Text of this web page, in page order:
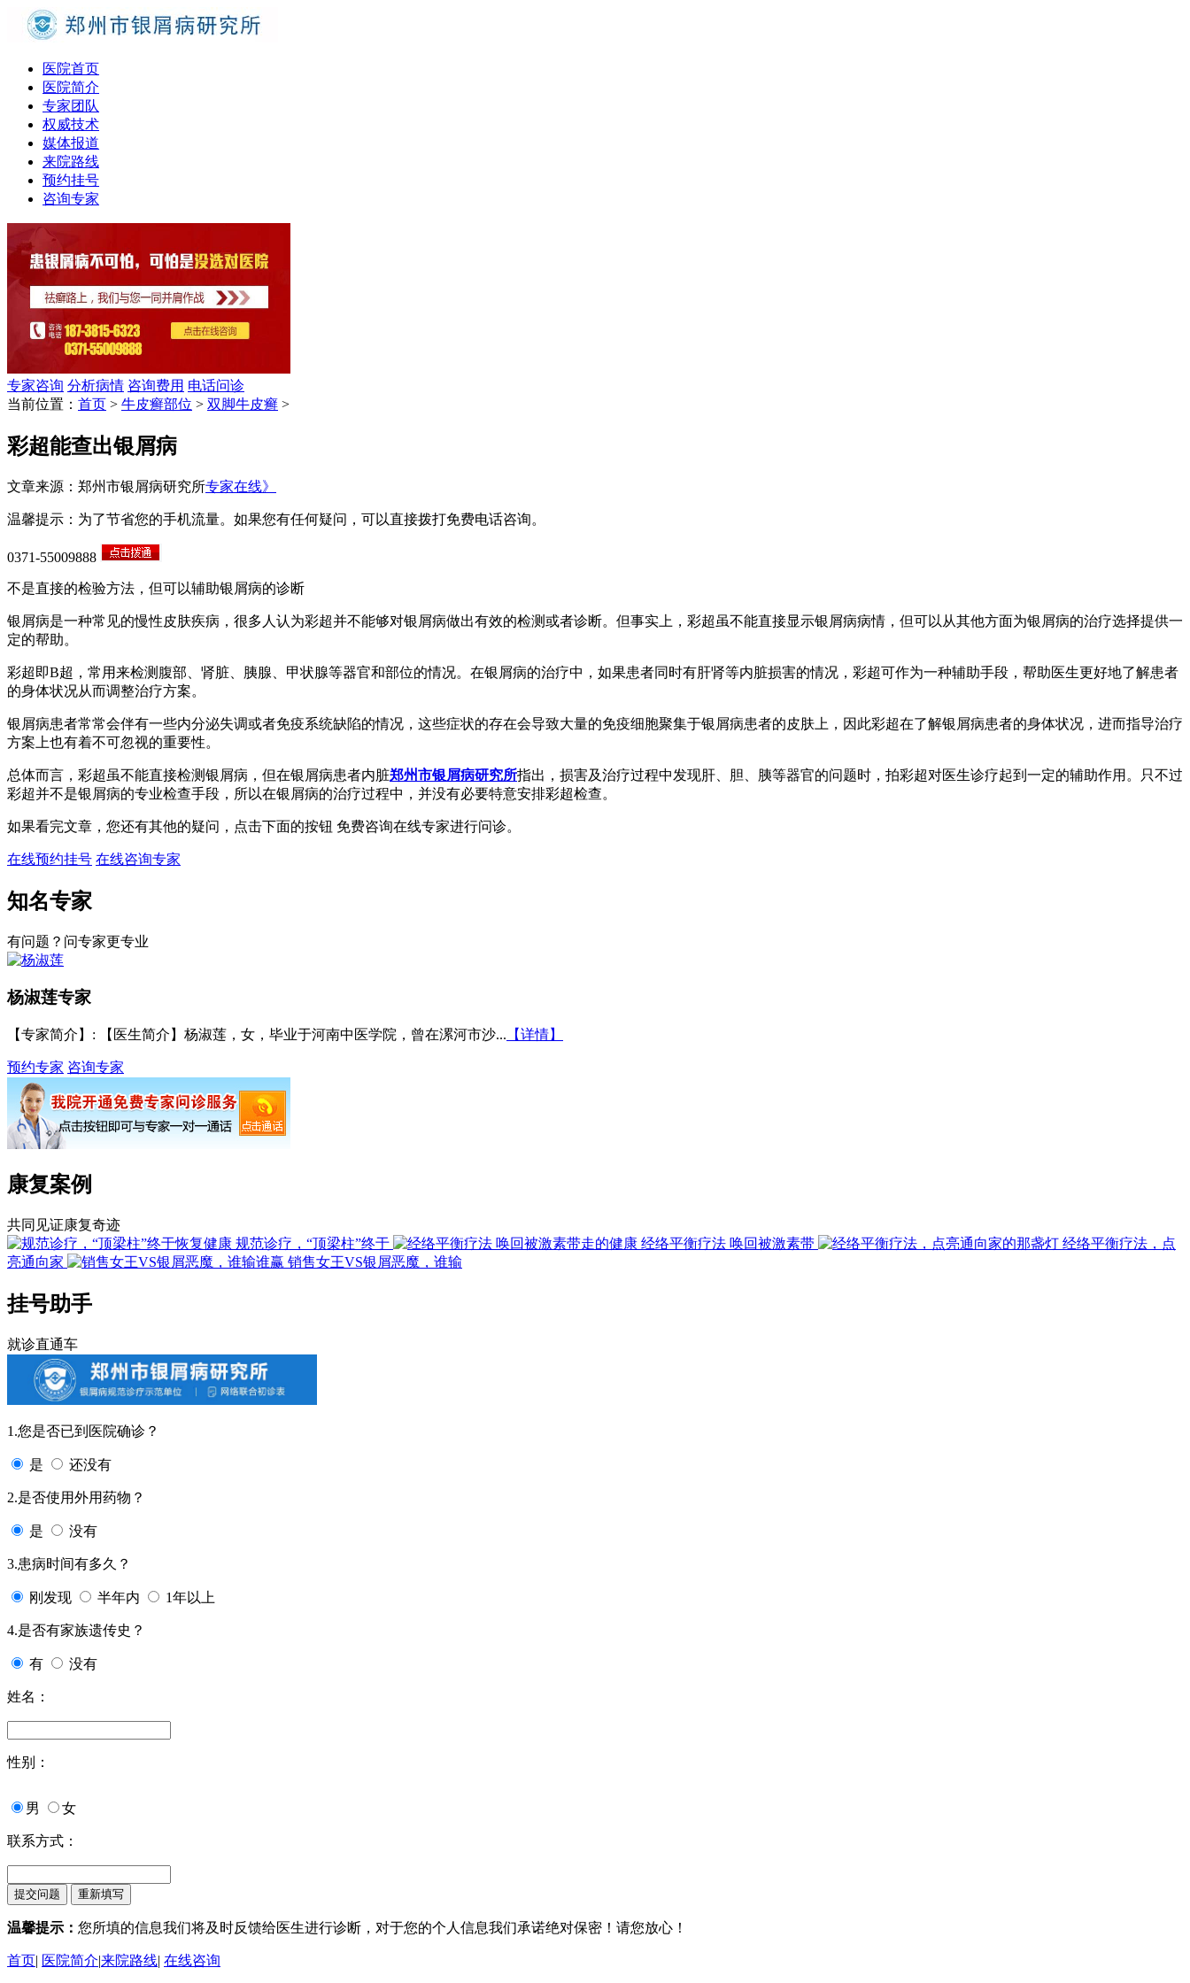
医院首页
医院简介
专家团队
权威技术
媒体报道
来院路线
预约挂号
咨询专家
专家咨询 分析病情 咨询费用 电话问诊
当前位置： 首页 > 牛皮癣部位 > 双脚牛皮癣 >
彩超能查出银屑病
文章来源：郑州市银屑病研究所专家在线》
温馨提示：为了节省您的手机流量。如果您有任何疑问，可以直接拨打免费电话咨询。
0371-55009888
不是直接的检验方法，但可以辅助银屑病的诊断
银屑病是一种常见的慢性皮肤疾病，很多人认为彩超并不能够对银屑病做出有效的检测或者诊断。但事实上，彩超虽不能直接显示银屑病病情，但可以从其他方面为银屑病的治疗选择提供一
定的帮助。
彩超即B超，常用来检测腹部、肾脏、胰腺、甲状腺等器官和部位的情况。在银屑病的治疗中，如果患者同时有肝肾等内脏损害的情况，彩超可作为一种辅助手段，帮助医生更好地了解患者
的身体状况从而调整治疗方案。
银屑病患者常常会伴有一些内分泌失调或者免疫系统缺陷的情况，这些症状的存在会导致大量的免疫细胞聚集于银屑病患者的皮肤上，因此彩超在了解银屑病患者的身体状况，进而指导治疗
方案上也有着不可忽视的重要性。
总体而言，彩超虽不能直接检测银屑病，但在银屑病患者内脏郑州市银屑病研究所指出，损害及治疗过程中发现肝、胆、胰等器官的问题时，拍彩超对医生诊疗起到一定的辅助作用。只不过
彩超并不是银屑病的专业检查手段，所以在银屑病的治疗过程中，并没有必要特意安排彩超检查。
如果看完文章，您还有其他的疑问，点击下面的按钮 免费咨询在线专家进行问诊。
在线预约挂号 在线咨询专家
知名专家
有问题？问专家更专业
杨淑莲专家
【专家简介】 : 【医生简介】杨淑莲，女，毕业于河南中医学院，曾在漯河市沙... 【详情】
预约专家 咨询专家
康复案例
共同见证康复奇迹
规范诊疗，“顶梁柱”终于
经络平衡疗法 唤回被激素带
经络平衡疗法，点
亮通向家
销售女王VS银屑恶魔，谁输
挂号助手
就诊直通车
1.您是否已到医院确诊？
是 还没有
2.是否使用外用药物？
是 没有
3.患病时间有多久？
刚发现 半年内 1年以上
4.是否有家族遗传史？
有 没有
姓名：
性别：
男 女
联系方式：
温馨提示： 您所填的信息我们将及时反馈给医生进行诊断，对于您的个人信息我们承诺绝对保密！请您放心！
首页| 医院简介|来院路线| 在线咨询